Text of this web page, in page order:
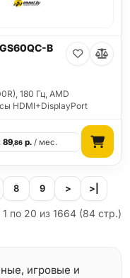
B
180 Гц, AMD
HDMI+DisplayPort
89,86 р. / мес.
8 9 > >|
1 по 20 из 1664 (84 стр.)
игровые и